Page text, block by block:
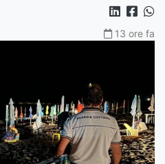
13 ore fa